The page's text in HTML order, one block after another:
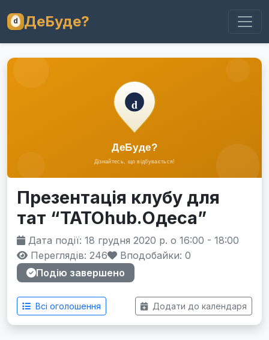
ДеБуде?
Презентація клубу для
тат “ТАТОhub.Одеса”
Дата події: 18 грудня 2020 р. о 16:00 - 18:00
Переглядів: 246
Вподобайки: 0
Подію завершено
Всі оголошення Додати до календаря